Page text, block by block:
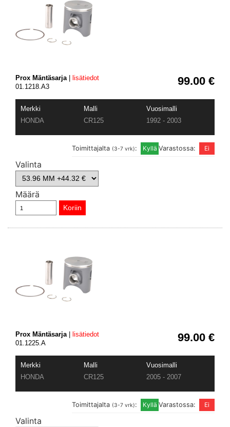
99.00 €
Prox Mäntäsarja | lisätiedot
01.1218.A3
Merkki Malli
Vuosimalli
HONDA
CR125 1992 - 2003
Varastossa:
Toimittajalta (3-7 vrk):
Valinta
Määrä
99.00 €
Prox Mäntäsarja|
lisätiedot
01.1225.A
Merkki Malli
Vuosimalli
HONDA
CR125 2005 - 2007
Varastossa:
Toimittajalta (3-7 vrk):
Valinta